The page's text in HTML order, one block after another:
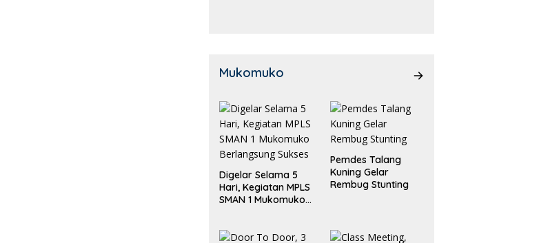
Mukomuko
Digelar Selama 5
Hari, Kegiatan MPLS
SMAN 1 Mukomuko
Pemdes Talang
Kuning Gelar
Rembug Stunting